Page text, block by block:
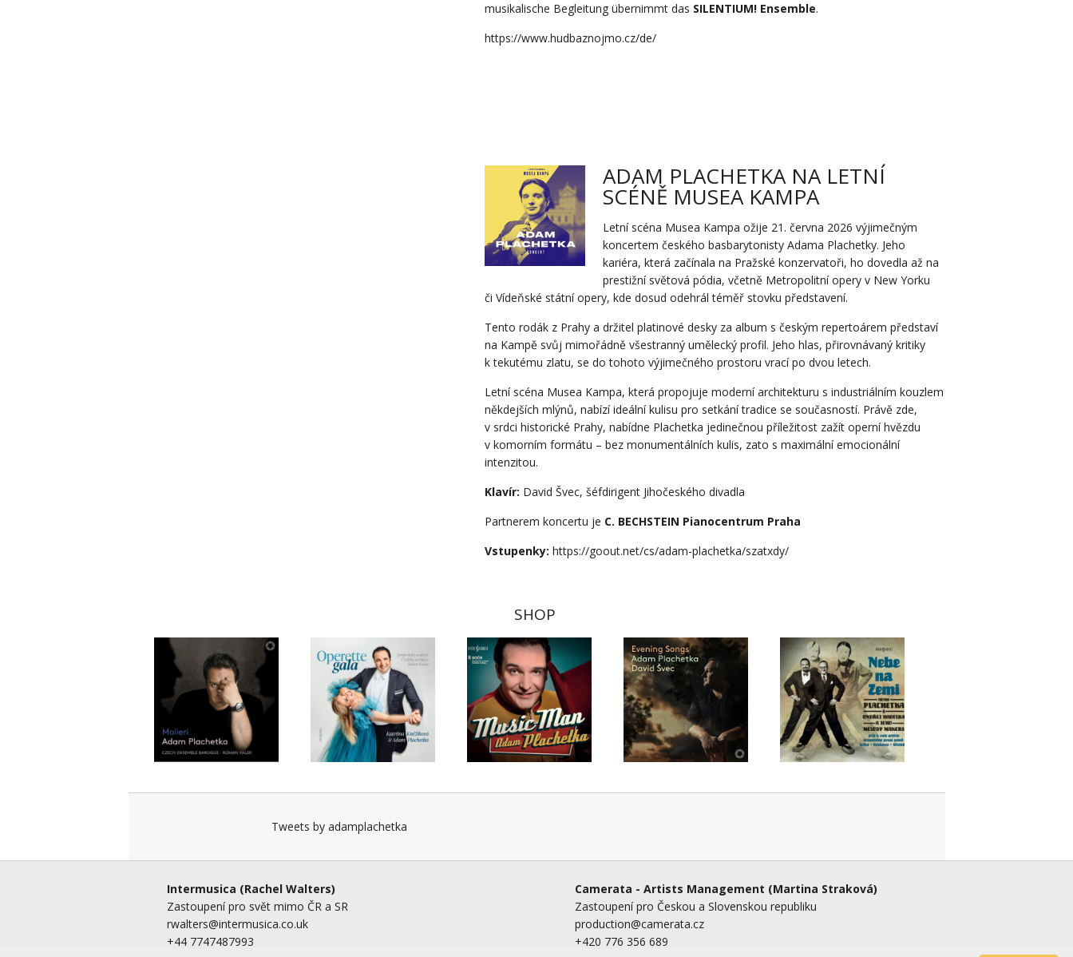
musikalische Begleitung übernimmt das SILENTIUM! Ensemble.
https://www.hudbaznojmo.cz/de/
ADAM PLACHETKA NA LETNÍ
SCÉNĚ MUSEA KAMPA
Letní scéna Musea Kampa ožije 21. června 2026 výjimečným
koncertem českého basbarytonisty Adama Plachetky. Jeho
kariéra, která začínala na Pražské konzervatoři, ho dovedla až na
prestižní světová pódia, včetně Metropolitní opery v New Yorku
či Vídeňské státní opery, kde dosud odehrál téměř stovku představení.
Tento rodák z Prahy a držitel platinové desky za album s českým repertoárem představí
na Kampě svůj mimořádně všestranný umělecký profil. Jeho hlas, přirovnávaný kritiky
k tekutému zlatu, se do tohoto výjimečného prostoru vrací po dvou letech.
Letní scéna Musea Kampa, která propojuje moderní architekturu s industriálním kouzlem
někdejších mlýnů, nabízí ideální kulisu pro setkání tradice se současností. Právě zde,
v srdci historické Prahy, nabídne Plachetka jedinečnou příležitost zažít operní hvězdu
v komorním formátu – bez monumentálních kulis, zato s maximální emocionální
intenzitou.
Klavír: David Švec, šéfdirigent Jihočeského divadla
Partnerem koncertu je C. BECHSTEIN Pianocentrum Praha
Vstupenky:https://goout.net/cs/adam-plachetka/szatxdy/
SHOP
Tweets by adamplachetka
Intermusica (Rachel Walters)
Zastoupení pro svět mimo ČR a SR
rwalters@intermusica.co.uk
+44 7747487993
Camerata - Artists Management (Martina Straková)
Zastoupení pro Českou a Slovenskou republiku
production@camerata.cz
+420 776 356 689